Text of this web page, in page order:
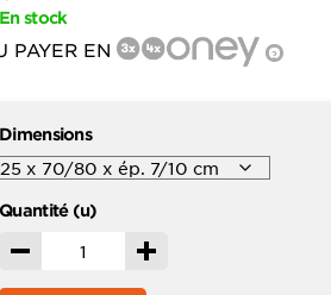
En stock
PAYER EN ?
Dimensions
Quantité (u)
Décrémenter Incrémenter